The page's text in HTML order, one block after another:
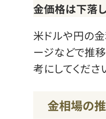
金価格は下落し
米ドルや円の
ージなどで推
考にしてくださ
金相場の